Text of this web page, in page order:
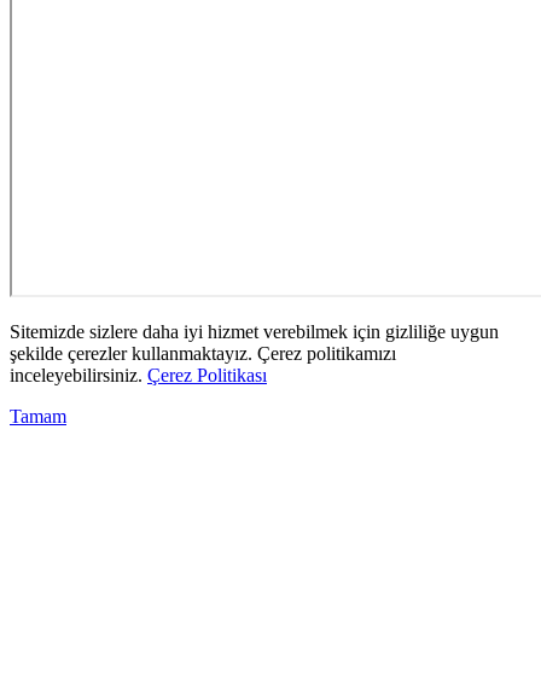
Sitemizde sizlere daha iyi hizmet verebilmek için gizliliğe uygun
şekilde çerezler kullanmaktayız. Çerez politikamızı
inceleyebilirsiniz. Çerez Politikası
Tamam